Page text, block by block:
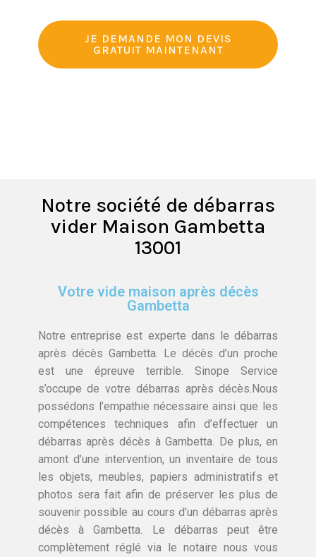
JE DEMANDE MON DEVIS
GRATUIT MAINTENANT
Notre société de débarras
vider Maison Gambetta
13001
Votre vide maison après décès
Gambetta
Notre entreprise est experte dans le débarras
après décès Gambetta. Le décès d’un proche
est une épreuve terrible. Sinope Service
s’occupe de votre débarras après décès.Nous
possédons l’empathie nécessaire ainsi que les
compétences techniques afin d’effectuer un
débarras après décès à Gambetta. De plus, en
amont d’une intervention, un inventaire de tous
les objets, meubles, papiers administratifs et
photos sera fait afin de préserver les plus de
souvenir possible au cours d’un débarras après
décès à Gambetta. Le débarras peut être
complètement réglé via le notaire nous vous